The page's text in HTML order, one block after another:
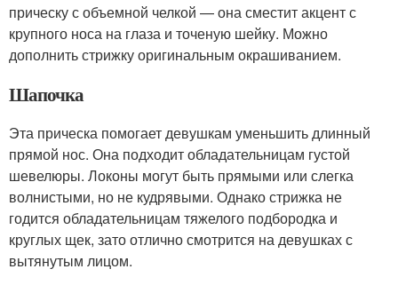
прическу с объемной челкой — она сместит акцент с
крупного носа на глаза и точеную шейку. Можно
дополнить стрижку оригинальным окрашиванием.
Шапочка
Эта прическа помогает девушкам уменьшить длинный
прямой нос. Она подходит обладательницам густой
шевелюры. Локоны могут быть прямыми или слегка
волнистыми, но не кудрявыми. Однако стрижка не
годится обладательницам тяжелого подбородка и
круглых щек, зато отлично смотрится на девушках с
вытянутым лицом.